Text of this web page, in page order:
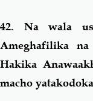
42. Na wala
Ameghafilika na
Hakika
macho